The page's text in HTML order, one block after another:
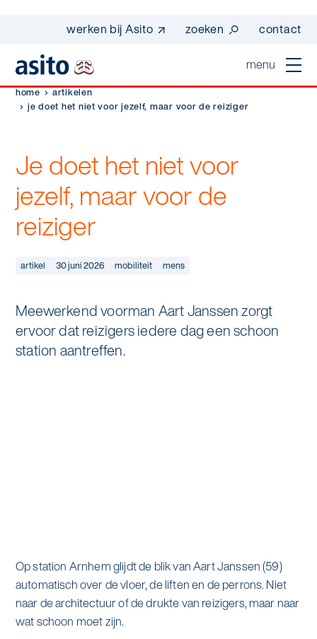
werken bij Asito zoeken contact
menu
Suggesties
werken bij asito
one go - werk beter samen met one go
home
Dagelijkse schoonmaak
Interieurreiniging
Specialistische schoonmaak
Graffitireiniging
Vloermeester van One Go
sectoren
In de buurt
Industrie
Mobiliteit
Onderwijs
wij zijn Asito
Wij zijn Asito
Ons verhaal
Asito impuls
Contact
Wij werken voor
home
artikelen
je doet het niet voor jezelf, maar voor de reiziger
Je doet het niet voor
jezelf, maar voor de
reiziger
artikel 30 juni 2026 mobiliteit mens
Meewerkend voorman Aart Janssen zorgt
ervoor dat reizigers iedere dag een schoon
station aantreffen.
Op station Arnhem glijdt de blik van Aart Janssen (59)
automatisch over de vloer, de liften en de perrons. Niet
naar de architectuur of de drukte van reizigers, maar naar
wat schoon moet zijn.